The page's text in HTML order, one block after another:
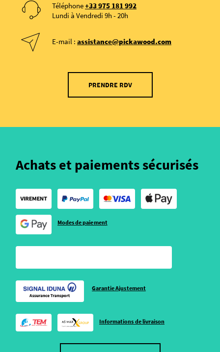
Téléphone+33 975 181 992
Lundi à Vendredi 9h - 20h
E-mail : assistance@pickawood.com
PRENDRE RDV
Achats et paiements sécurisés
Modes de paiement
Garantie Ajustement
Informations de livraison